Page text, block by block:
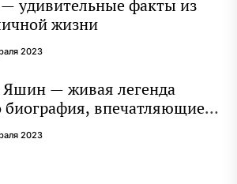
удивительные факты из
жизни
2023
— живая легенда
биография, впечатляющие
личная жизнь
2023